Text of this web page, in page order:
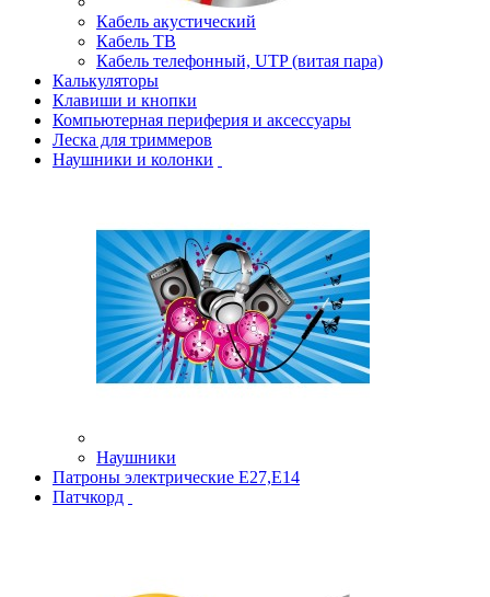
Кабель акустический
Кабель ТВ
Кабель телефонный, UTP (витая пара)
Калькуляторы
Клавиши и кнопки
Компьютерная периферия и аксессуары
Леска для триммеров
Наушники и колонки
Наушники
Патроны электрические Е27,Е14
Патчкорд